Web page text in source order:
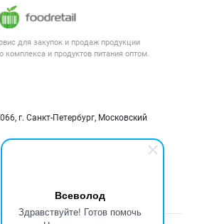
Всеволод
Здравствуйте! Готов помочь
для закупок и продаж продукции
и продуктов питания оптом.
г. Санкт-Петербург, Московский
Публичная оферта
информация
персональных данных
Новости рынка
Вакансии
Напитки, соки, вода
Услуги
для пищепрома
о компаниях